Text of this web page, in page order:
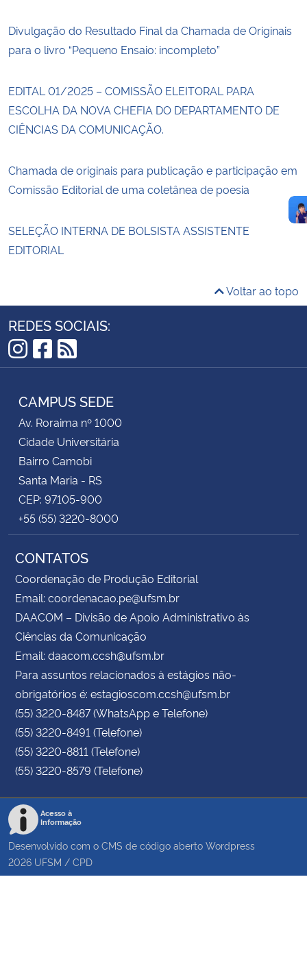
Divulgação do Resultado Final da Chamada de Originais
para o livro “Pequeno Ensaio: incompleto”
EDITAL 01/2025 – COMISSÃO ELEITORAL PARA
ESCOLHA DA NOVA CHEFIA DO DEPARTAMENTO DE
CIÊNCIAS DA COMUNICAÇÃO.
Chamada de originais para publicação e participação em
Comissão Editorial de uma coletânea de poesia
SELEÇÃO INTERNA DE BOLSISTA ASSISTENTE
EDITORIAL
Voltar ao topo
REDES SOCIAIS:
Instagram
Facebook
RSS
CAMPUS SEDE
Av. Roraima nº 1000
Cidade Universitária
Bairro Camobi
Santa Maria - RS
CEP: 97105-900
+55 (55) 3220-8000
CONTATOS
Coordenação de Produção Editorial
Email: coordenacao.pe@ufsm.br
DAACOM – Divisão de Apoio Administrativo às
Ciências da Comunicação
Email: daacom.ccsh@ufsm.br
Para assuntos relacionados à estágios não-
obrigatórios é: estagioscom.ccsh@ufsm.br
(55) 3220-8487 (WhatsApp e Telefone)
(55) 3220-8491 (Telefone)
(55) 3220-8811 (Telefone)
(55) 3220-8579 (Telefone)
Acesso à
Informação
Desenvolvido com o CMS de código aberto Wordpress
2026 UFSM / CPD